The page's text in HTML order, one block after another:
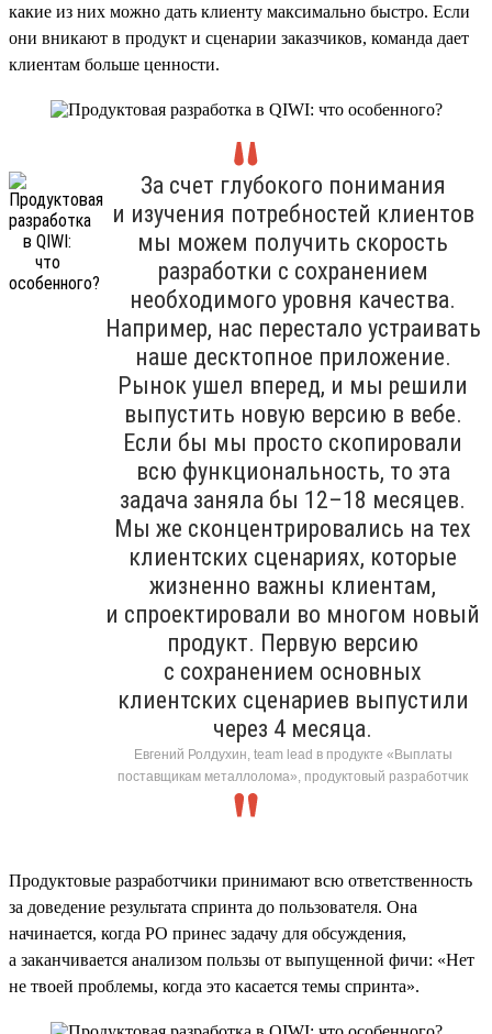
какие из них можно дать клиенту максимально быстро. Если
они вникают в продукт и сценарии заказчиков, команда дает
клиентам больше ценности.
За счет глубокого понимания
и изучения потребностей клиентов
мы можем получить скорость
разработки с сохранением
необходимого уровня качества.
Например, нас перестало устраивать
наше десктопное приложение.
Рынок ушел вперед, и мы решили
выпустить новую версию в вебе.
Если бы мы просто скопировали
всю функциональность, то эта
задача заняла бы 12–18 месяцев.
Мы же сконцентрировались на тех
клиентских сценариях, которые
жизненно важны клиентам,
и спроектировали во многом новый
продукт. Первую версию
с сохранением основных
клиентских сценариев выпустили
через 4 месяца.
Евгений Ролдухин, team lead в продукте «Выплаты
поставщикам металлолома», продуктовый разработчик
Продуктовые разработчики принимают всю ответственность
за доведение результата спринта до пользователя. Она
начинается, когда PO принес задачу для обсуждения,
а заканчивается анализом пользы от выпущенной фичи: «Нет
не твоей проблемы, когда это касается темы спринта».